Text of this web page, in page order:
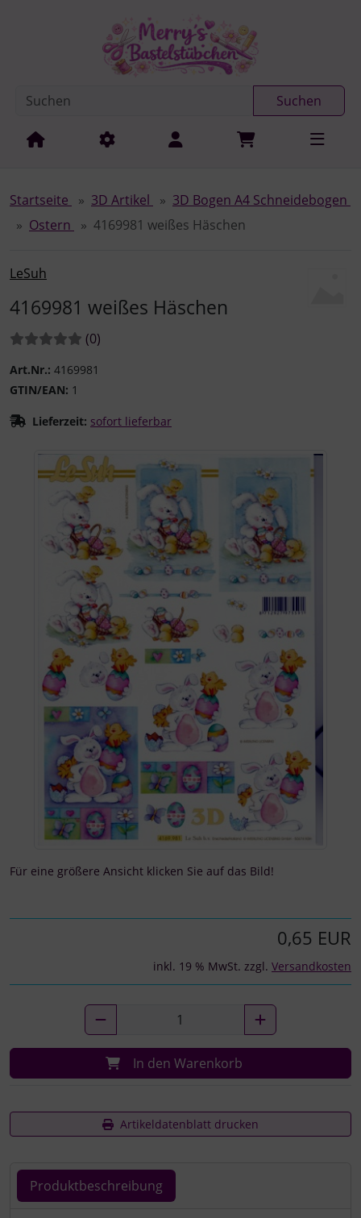
Springe zur Navigation
Suchen
Startseite 3D Artikel
3D Bogen A4 Schneidebogen
Ostern
4169981 weißes Häschen
LeSuh
4169981 weißes Häschen
Bewertungen:
(0Bewertungen
)
Art.Nr.: 4169981
GTIN/EAN: 1
Lieferzeit: sofort lieferbar
Wenn mehr als ein Produktbild existiert, können Sie die
Für eine größere Ansicht klicken Sie auf das Bild!
0,65 EUR
inkl. 19 % MwSt. zzgl. Versandkosten
In den Warenkorb
Artikeldatenblatt drucken
Produktbeschreibung